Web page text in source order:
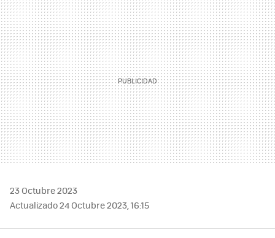
MAIL
23 Octubre 2023
Actualizado 24 Octubre 2023, 16:15